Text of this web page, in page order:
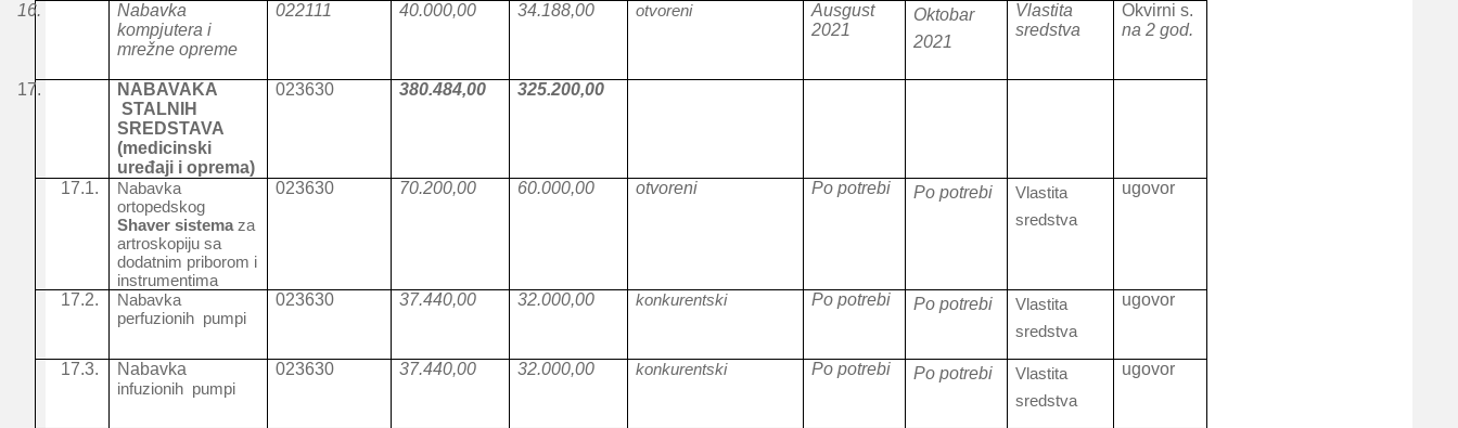
16.
Nabavka
kompjutera i
mrežne opreme
022111 40.000,00 34.188,00 otvoreni
Ausgust
2021
Oktobar
2021
Vlastita
sredstva
Okvirni s.
na 2 god.
17.
NABAVAKA
STALNIH
SREDSTAVA
(medicinski
uređaji i oprema)
023630 380.484,00 325.200,00
17.1.
Nabavka
ortopedskog
Shaver sistema za
artroskopiju sa
dodatnim priborom i
instrumentima
023630 70.200,00 60.000,00 otvoreni Po potrebi Po potrebi
Vlastita
sredstva
ugovor
17.2.
Nabavka
perfuzionih pumpi
023630 37.440,00 32.000,00 konkurentski Po potrebi Po potrebi
Vlastita
sredstva
ugovor
17.3.
Nabavka
infuzionih pumpi
023630 37.440,00 32.000,00 konkurentski Po potrebi Po potrebi
Vlastita
sredstva
ugovor